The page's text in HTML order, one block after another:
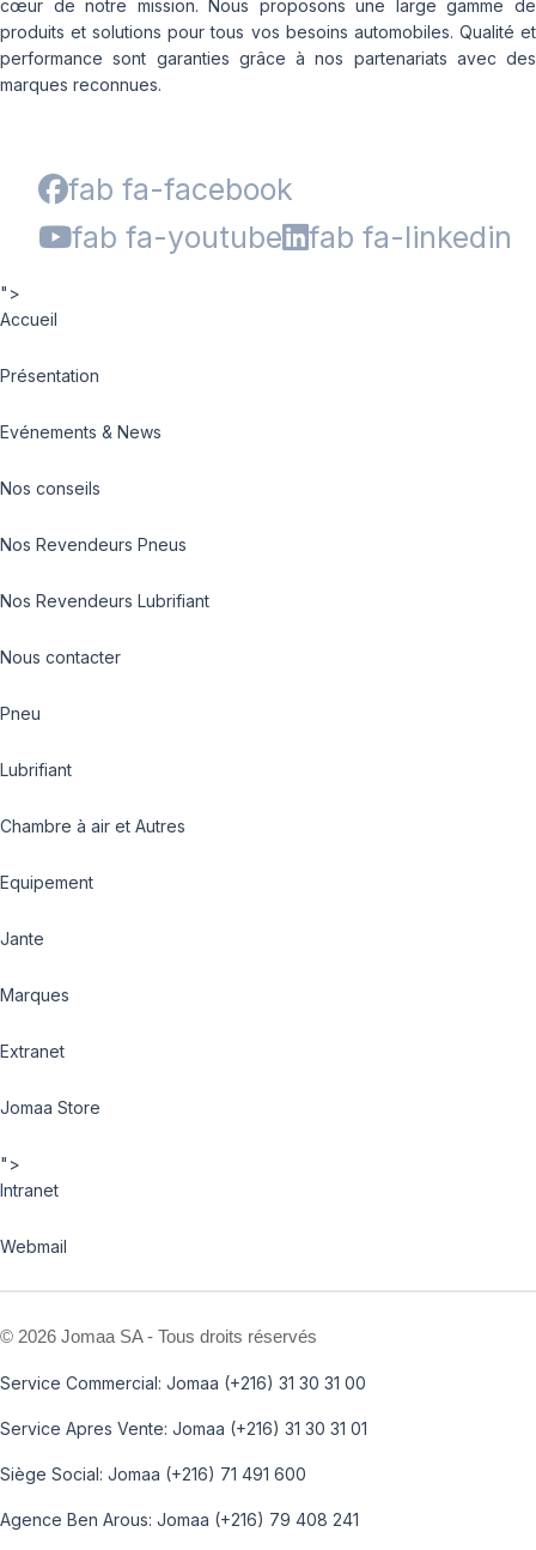
cœur de notre mission. Nous proposons une large gamme de
produits et solutions pour tous vos besoins automobiles. Qualité et
performance sont garanties grâce à nos partenariats avec des
marques reconnues.
fab fa-facebook
fab fa-youtube
fab fa-linkedin
">
Accueil
Présentation
Evénements & News
Nos conseils
Nos Revendeurs Pneus
Nos Revendeurs Lubrifiant
Nous contacter
Pneu
Lubrifiant
Chambre à air et Autres
Equipement
Jante
Marques
Extranet
Jomaa Store
">
Intranet
Webmail
© 2026 Jomaa SA - Tous droits réservés
Service Commercial: Jomaa (+216) 31 30 31 00
Service Apres Vente: Jomaa (+216) 31 30 31 01
Siège Social: Jomaa (+216) 71 491 600
Agence Ben Arous: Jomaa (+216) 79 408 241